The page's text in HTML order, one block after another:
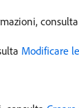
consulta
Modificare